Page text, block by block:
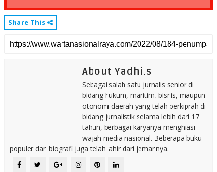
Share This
About Yadhi.s
Sebagai salah satu jurnalis senior di
bidang hukum, maritim, bisnis, maupun
otonomi daerah yang telah berkiprah di
bidang jurnalistik selama lebih dari 17
tahun, berbagai karyanya menghiasi
wajah media nasional. Beberapa buku
populer dan biografi juga telah lahir dari jemarinya.